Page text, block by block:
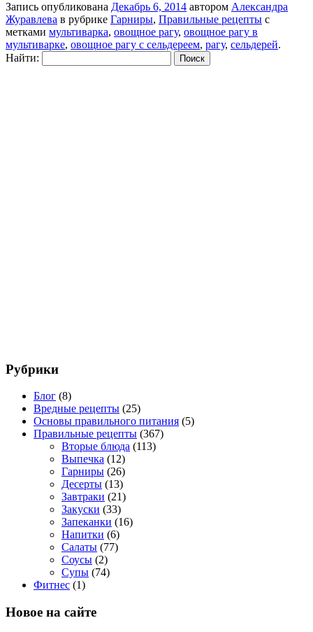
Запись опубликована Декабрь 6, 2014 автором Александра
Журавлева в рубрике Гарниры, Правильные рецепты с
метками мультиварка, овощное рагу, овощное рагу в
мультиварке, овощное рагу с сельдереем, рагу, сельдерей.
Найти:
Рубрики
Блог (8)
Вредные рецепты (25)
Основы правильного питания (5)
Правильные рецепты (367)
Вторые блюда (113)
Выпечка (12)
Гарниры (26)
Десерты (13)
Завтраки (21)
Закуски (33)
Запеканки (16)
Напитки (6)
Салаты (77)
Соусы (2)
Супы (74)
Фитнес (1)
Новое на сайте